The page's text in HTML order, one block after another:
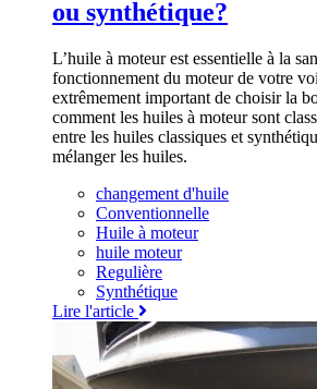
ou synthétique?
L’huile à moteur est essentielle à la
fonctionnement du moteur de votre
extrêmement important de choisir la
comment les huiles à moteur sont
entre les huiles classiques et
mélanger les huiles.
changement d'huile
Conventionnelle
Huile à moteur
huile moteur
Regulière
Synthétique
Lire l'article